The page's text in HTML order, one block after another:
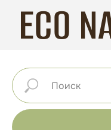
ECO NAILS